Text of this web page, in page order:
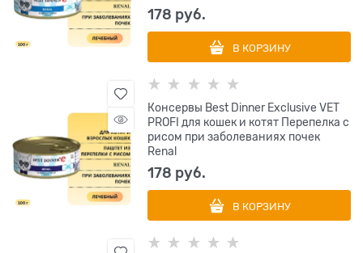
178 руб.
В КОРЗИНУ
Консервы Best Dinner Exclusive VET
PROFI для кошек и котят Перепелка с
рисом при заболеваниях почек
Renal
178 руб.
В КОРЗИНУ